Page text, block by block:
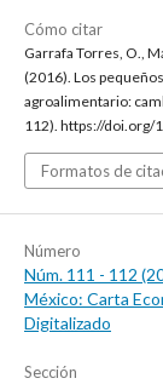
Cómo citar
Garrafa Torres, O.,
(2016). Los
agroalimentario:
112). https://doi.org/
Formatos de
Número
Núm. 111 - 112
México: Carta
Digitalizado
Sección